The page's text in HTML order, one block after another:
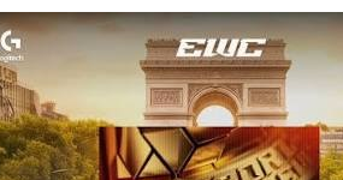
DEMIE-FINALE @ ÉLYSÉE